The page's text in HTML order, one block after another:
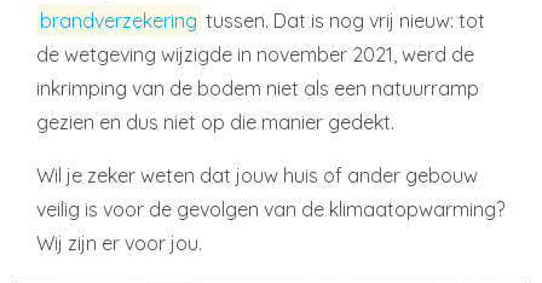
brandverzekering tussen. Dat is nog vrij nieuw: tot
de wetgeving wijzigde in november 2021, werd de
inkrimping van de bodem niet als een natuurramp
gezien en dus niet op die manier gedekt.
Wil je zeker weten dat jouw huis of ander gebouw
veilig is voor de gevolgen van de klimaatopwarming?
Wij zijn er voor jou.